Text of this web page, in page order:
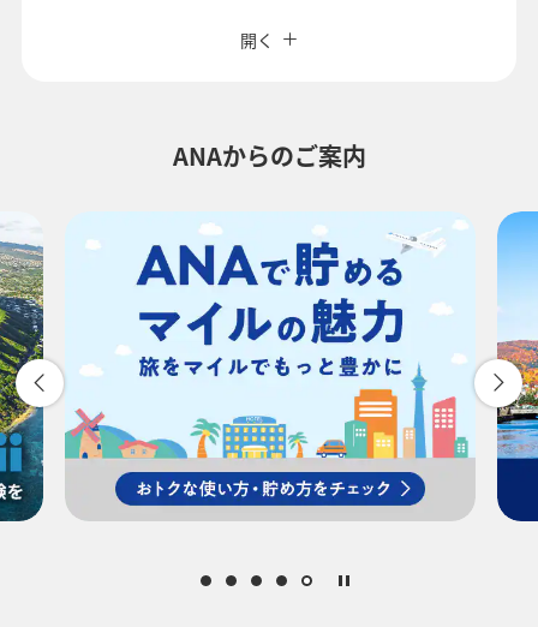
時間帯指定なし
経由地および乗り継ぎ所要時間を追加する
復路出発日および時間帯
時間帯指定なし
往復で異なるクラスで検索開く
ANAからのご案内